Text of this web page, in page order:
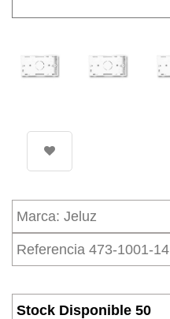
Marca: Jeluz
Referencia 473-1001-14
Stock Disponible 50